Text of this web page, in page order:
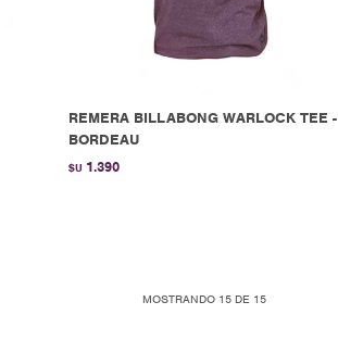
REMERA BILLABONG WARLOCK TEE -
BORDEAU
$U 1.390
MOSTRANDO 15 DE 15